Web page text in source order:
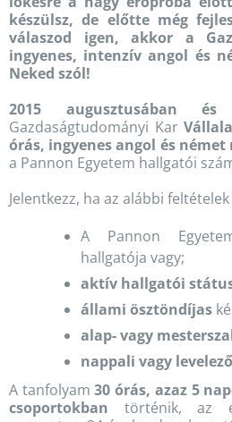
készülsz, de előtte még
válaszod igen, akkor a
ingyenes, intenzív angol és
Neked szól!
2015 augusztusában és
Gazdaságtudományi Kar
órás, ingyenes angol és
a Pannon Egyetem hallgatói
Jelentkezz, ha az alábbi feltételek
A Pannon
hallgatója vagy;
aktív hallgatói
állami ösztöndíjas
alap- vagy
nappali vagy levelező
A tanfolyam30 órás, azaz 5
csoportokban történik, az